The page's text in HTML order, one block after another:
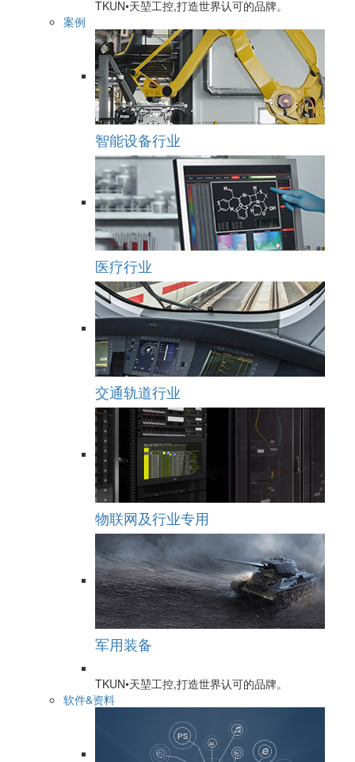
TKUN•天堃工控,打造世界认可的品牌。
案例
智能设备行业
医疗行业
交通轨道行业
物联网及行业专用
军用装备
TKUN•天堃工控,打造世界认可的品牌。
软件&资料